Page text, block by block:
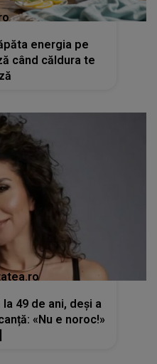
energia pe
când căldura te
49 de ani, deși a
«Nu e noroc!»